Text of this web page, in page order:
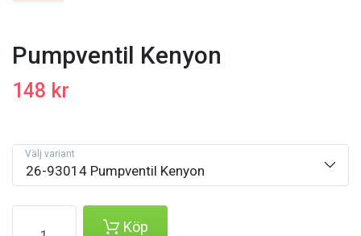
Pumpventil Kenyon
148 kr
26-93014 Pumpventil Kenyon
Välj variant
Köp